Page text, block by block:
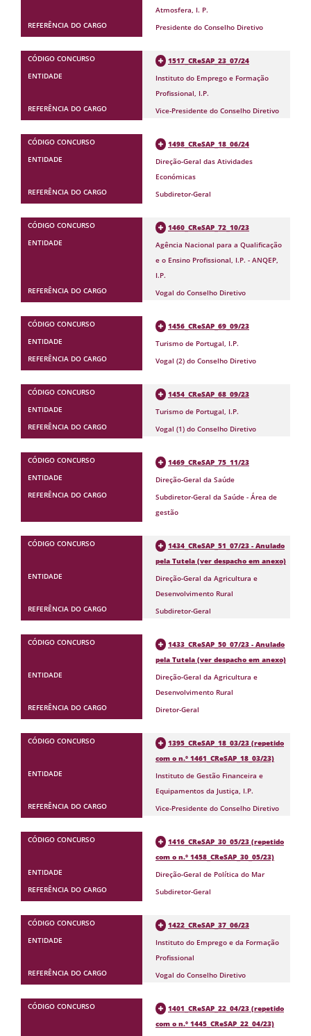
Atmosfera, I. P.
Presidente do Conselho Diretivo
1517_CReSAP_23_07/24
Instituto do Emprego e Formação
Profissional, I.P.
Vice-Presidente do Conselho Diretivo
1498_CReSAP_18_06/24
Direção-Geral das Atividades
Económicas
Subdiretor-Geral
1460_CReSAP_72_10/23
Agência Nacional para a Qualificação
e o Ensino Profissional, I.P. - ANQEP,
I.P.
Vogal do Conselho Diretivo
1456_CReSAP_69_09/23
Turismo de Portugal, I.P.
Vogal (2) do Conselho Diretivo
1454_CReSAP_68_09/23
Turismo de Portugal, I.P.
Vogal (1) do Conselho Diretivo
1469_CReSAP_75_11/23
Direção-Geral da Saúde
Subdiretor-Geral da Saúde - Área de
gestão
1434_CReSAP_51_07/23 - Anulado
pela Tutela (ver despacho em anexo)
Direção-Geral da Agricultura e
Desenvolvimento Rural
Subdiretor-Geral
1433_CReSAP_50_07/23 - Anulado
pela Tutela (ver despacho em anexo)
Direção-Geral da Agricultura e
Desenvolvimento Rural
Diretor-Geral
1395_CReSAP_18_03/23 (repetido
com o n.º 1461_CReSAP_18_03/23)
Instituto de Gestão Financeira e
Equipamentos da Justiça, I.P.
Vice-Presidente do Conselho Diretivo
1416_CReSAP_30_05/23 (repetido
com o n.º 1458_CReSAP_30_05/23)
Direção-Geral de Política do Mar
Subdiretor-Geral
1422_CReSAP_37_06/23
Instituto do Emprego e da Formação
Profissional
Vogal do Conselho Diretivo
1401_CReSAP_22_04/23 (repetido
com o n.º 1445_CReSAP_22_04/23)